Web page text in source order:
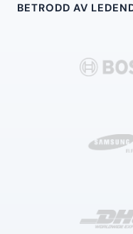
BETRODD AV